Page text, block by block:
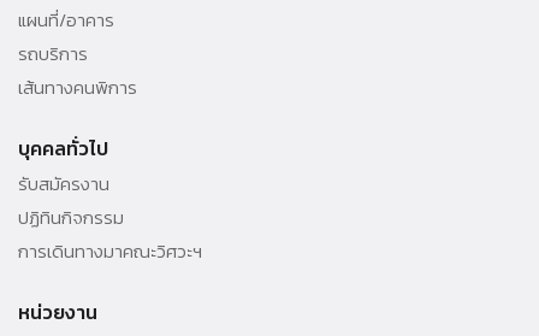
แผนที่/อาคาร
รถบริการ
เส้นทางคนพิการ
บุคคลทั่วไป
รับสมัครงาน
ปฏิทินกิจกรรม
การเดินทางมาคณะวิศวะฯ
หน่วยงาน